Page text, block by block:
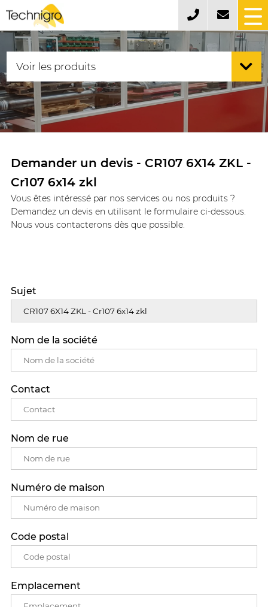
Demander un devis - CR107 6X14 ZKL -
Cr107 6x14 zkl
Vous êtes intéressé par nos services ou nos produits ?
Demandez un devis en utilisant le formulaire ci-dessous.
Nous vous contacterons dès que possible.
Sujet
Nom de la société
Contact
Nom de rue
Numéro de maison
Code postal
Emplacement